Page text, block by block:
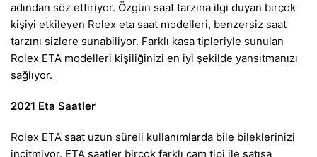
adından söz ettiriyor. Özgün saat tarzına ilgi duyan birçok
kişiyi etkileyen Rolex eta saat modelleri, benzersiz saat
tarzını sizlere sunabiliyor. Farklı kasa tipleriyle sunulan
Rolex ETA modelleri kişiliğinizi en iyi şekilde yansıtmanızı
sağlıyor.
2021 Eta Saatler
Rolex ETA saat uzun süreli kullanımlarda bile bileklerinizi
incitmiyor. ETA saatler birçok farklı cam tipi ile satışa